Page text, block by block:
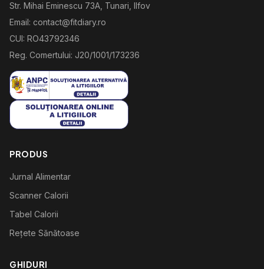
Str. Mihai Eminescu 73A, Tunari, Ilfov
Email: contact@fitdiary.ro
CUI: RO43792346
Reg. Comertului: J20/1001/173236
PRODUS
Jurnal Alimentar
Scanner Calorii
Tabel Calorii
Rețete Sănătoase
GHIDURI